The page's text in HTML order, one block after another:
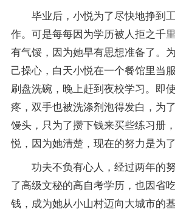
毕业后，小悦为了尽快地挣到
作。可是每每因为学历被人拒之千
有气馁，因为她早有思想准备了。
己操心，白天小悦在一个餐馆里当
刷盘洗碗，晚上赶到夜校学习。即
疼，双手也被洗涤剂泡得发白，为
馒头，只为了攒下钱来买些练习册
悦，因为她清楚，现在的努力是为了
功夫不负有心人，经过两年的
了高级文秘的高自考学历，也因省
钱，成为她从小山村迈向大城市的